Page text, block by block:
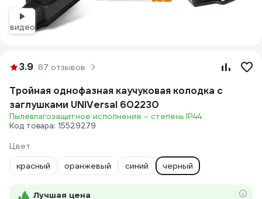
видео
3.9 87 отзывов
Тройная однофазная каучуковая колодка с
заглушками UNIVersal 602230
Пылевлагозащитное исполнение – степень IP44
Код товара: 15529279
Цвет
красный
оранжевый синий черный
Лучшая цена